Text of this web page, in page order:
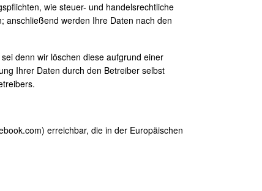
wie steuer- und handelsrechtliche
anschließend werden Ihre Daten nach den
denn wir löschen diese aufgrund einer
Ihrer Daten durch den Betreiber selbst
erreichbar, die in der Europäischen